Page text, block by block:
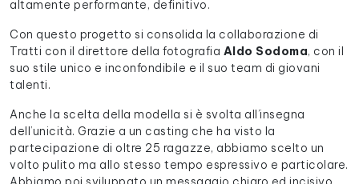
altamente performante, definitivo.
Con questo progetto si consolida la collaborazione di
Tratti con il direttore della fotografia Aldo Sodoma, con il
suo stile unico e inconfondibile e il suo team di giovani
talenti.
Anche la scelta della modella si è svolta all’insegna
dell’unicità. Grazie a un casting che ha visto la
partecipazione di oltre 25 ragazze, abbiamo scelto un
volto pulito ma allo stesso tempo espressivo e particolare.